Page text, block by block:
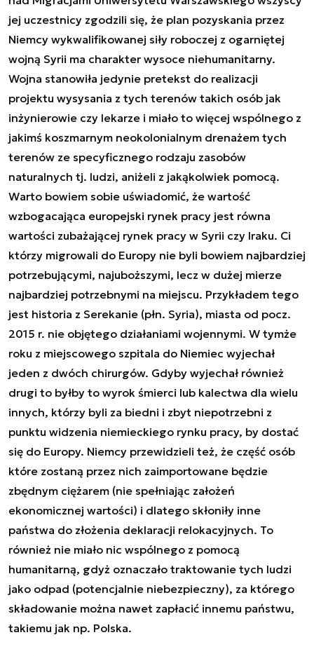
jej uczestnicy zgodzili się, że plan pozyskania przez
Niemcy wykwalifikowanej siły roboczej z ogarniętej
wojną Syrii ma charakter wysoce niehumanitarny.
Wojna stanowiła jedynie pretekst do realizacji
projektu wysysania z tych terenów takich osób jak
inżynierowie czy lekarze i miało to więcej wspólnego z
jakimś koszmarnym neokolonialnym drenażem tych
terenów ze specyficznego rodzaju zasobów
naturalnych tj. ludzi, aniżeli z jakąkolwiek pomocą.
Warto bowiem sobie uświadomić, że wartość
wzbogacająca europejski rynek pracy jest równa
wartości zubażającej rynek pracy w Syrii czy Iraku. Ci
którzy migrowali do Europy nie byli bowiem najbardziej
potrzebującymi, najuboższymi, lecz w dużej mierze
najbardziej potrzebnymi na miejscu. Przykładem tego
jest historia z Serekanie (płn. Syria), miasta od pocz.
2015 r. nie objętego działaniami wojennymi. W tymże
roku z miejscowego szpitala do Niemiec wyjechał
jeden z dwóch chirurgów. Gdyby wyjechał również
drugi to byłby to wyrok śmierci lub kalectwa dla wielu
innych, którzy byli za biedni i zbyt niepotrzebni z
punktu widzenia niemieckiego rynku pracy, by dostać
się do Europy. Niemcy przewidzieli też, że część osób
które zostaną przez nich zaimportowane będzie
zbędnym ciężarem (nie spełniając założeń
ekonomicznej wartości) i dlatego skłoniły inne
państwa do złożenia deklaracji relokacyjnych. To
również nie miało nic wspólnego z pomocą
humanitarną, gdyż oznaczało traktowanie tych ludzi
jako odpad (potencjalnie niebezpieczny), za którego
składowanie można nawet zapłacić innemu państwu,
takiemu jak np. Polska.